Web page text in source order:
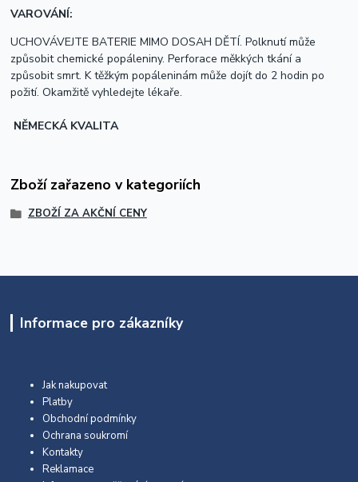
VAROVÁNÍ:
UCHOVÁVEJTE BATERIE MIMO DOSAH DĚTÍ. Polknutí může
způsobit chemické popáleniny. Perforace měkkých tkání a
způsobit smrt. K těžkým popáleninám může dojít do 2 hodin po
požití. Okamžitě vyhledejte lékaře.
NĚMECKÁ KVALITA
Zboží zařazeno v kategoriích
ZBOŽÍ ZA AKČNÍ CENY
Informace pro zákazníky
Jak nakupovat
Platby
Obchodní podmínky
Ochrana soukromí
Kontakty
Reklamace